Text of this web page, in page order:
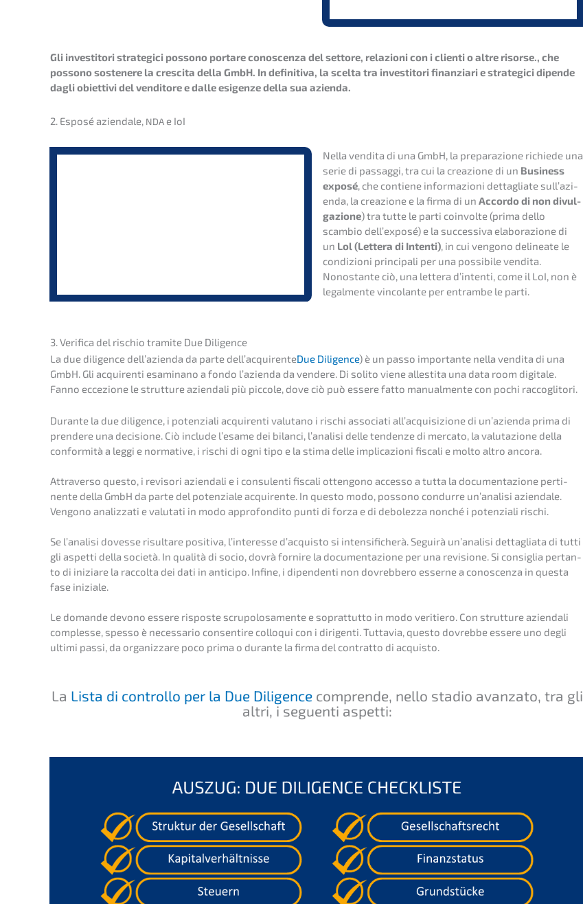
Gli inves­ti­to­ri strate­gi­ci posso­no portare conoscen­za del setto­re, relazio­ni con i clienti o altre risor­se., che
posso­no sostene­re la cresci­ta della GmbH. In defini­ti­va, la scelta tra inves­ti­to­ri finan­zia­ri e strate­gi­ci dipen­de
dagli obiet­ti­vi del vendito­re e dalle esigen­ze della sua azienda.
2. Esposé aziend­a­le, NDA e IoI
Nella vendita di una GmbH, la prepa­ra­zio­ne richie­de una
serie di passag­gi, tra cui la creazio­ne di un Business
exposé, che contiene infor­ma­zio­ni detta­glia­te sull’a­zi­
en­da, la creazio­ne e la firma di un Accordo di non divul­
ga­zio­ne) tra tutte le parti coinvol­te (prima dello
scambio dell’­ex­po­sé) e la succes­si­va elabo­ra­zio­ne di
un Lol (Lette­ra di Inten­ti), in cui vengo­no delinea­te le
condi­zio­ni princi­pa­li per una possi­bi­le vendita.
Nonostan­te ciò, una lette­ra d’inten­ti, come il LoI, non è
legal­men­te vinco­lan­te per entram­be le parti.
3. Verifi­ca del rischio trami­te Due Diligence
La due diligence dell’a­zi­en­da da parte dell’ac­qui­ren­teDue Diligence) è un passo importan­te nella vendita di una
GmbH. Gli acqui­ren­ti esami­nano a fondo l’azi­en­da da vende­re. Di solito viene alles­t­i­ta una data room digita­le.
Fanno eccezio­ne le strut­tu­re aziend­a­li più picco­le, dove ciò può essere fatto manual­men­te con pochi raccoglitori.
Duran­te la due diligence, i poten­zia­li acqui­ren­ti valut­a­no i rischi associa­ti all’ac­qui­si­zio­ne di un’azi­en­da prima di
prende­re una decis­io­ne. Ciò include l’esa­me dei bilan­ci, l’ana­li­si delle tenden­ze di merca­to, la valuta­zio­ne della
confor­mi­tà a leggi e norma­ti­ve, i rischi di ogni tipo e la stima delle impli­ca­zio­ni fisca­li e molto altro ancora.
Attra­ver­so questo, i reviso­ri aziend­a­li e i consu­len­ti fisca­li otten­go­no acces­so a tutta la documen­ta­zio­ne perti­
nen­te della GmbH da parte del poten­zia­le acqui­ren­te. In questo modo, posso­no condur­re un’ana­li­si aziend­a­le.
Vengo­no analiz­za­ti e valuta­ti in modo appro­fon­di­to punti di forza e di debolez­za nonché i poten­zia­li rischi.
Se l’ana­li­si doves­se risul­t­a­re positi­va, l’inter­es­se d’acquis­to si inten­si­fi­cherà. Seguirà un’ana­li­si detta­glia­ta di tutti
gli aspet­ti della socie­tà. In quali­tà di socio, dovrà forni­re la documen­ta­zio­ne per una revisio­ne. Si consi­glia pertan­
to di inizia­re la raccol­ta dei dati in antici­po. Infine, i dipen­den­ti non dovreb­be­ro esser­ne a conoscen­za in questa
fase inizia­le.
Le doman­de devono essere rispos­te scrupo­lo­sa­men­te e soprat­tut­to in modo veritie­ro. Con strut­tu­re aziend­a­li
comples­se, spesso è neces­sa­rio consen­ti­re collo­qui con i dirigen­ti. Tutta­via, questo dovreb­be essere uno degli
ultimi passi, da organiz­za­re poco prima o duran­te la firma del contrat­to di acquisto.
La Lista di control­lo per la Due Diligencecompren­de, nello stadio avanz­a­to, tra gli
altri, i seguen­ti aspetti: